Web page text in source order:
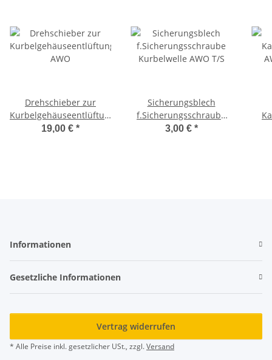
Drehschieber zur
Kurbelgehäuseentlüftung
AWO
19,00 € *
Sicherungsblech
f.Sicherungsschraube
Kurbelwelle AWO T/S
3,00 € *
Informationen
Gesetzliche Informationen
Vertrag widerrufen
* Alle Preise inkl. gesetzlicher USt., zzgl.Versand